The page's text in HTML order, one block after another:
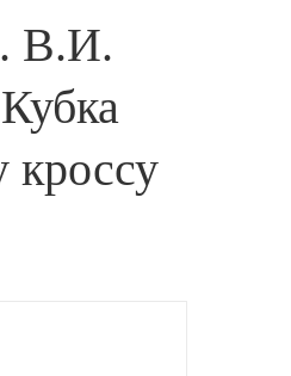
В.И.
кроссу